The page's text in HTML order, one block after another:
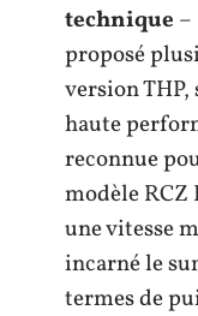
technique –
proposé
version THP,
haute
reconnue
modèle RCZ
une vitesse
incarné le
termes de